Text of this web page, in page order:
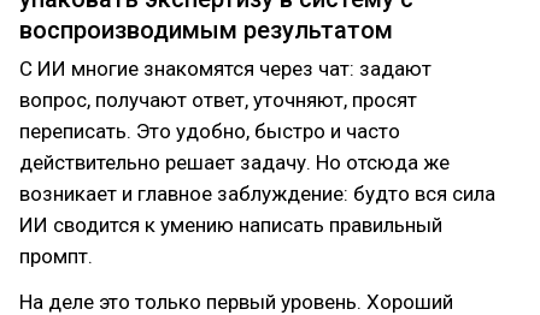
воспроизводимым результатом
С ИИ многие знакомятся через чат: задают
вопрос, получают ответ, уточняют, просят
переписать. Это удобно, быстро и часто
действительно решает задачу. Но отсюда же
возникает и главное заблуждение: будто вся сила
ИИ сводится к умению написать правильный
промпт.
На деле это только первый уровень. Хороший